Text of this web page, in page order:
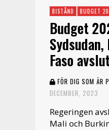
BISTÅND BUDGET
Budget
Faso
FÖR DIG SOM ÄR
DECEMBER, 2023
Regeringen
Mali och